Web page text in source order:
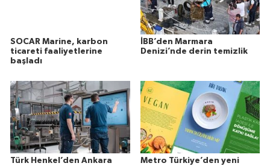
SOCAR Marine, karbon
ticareti faaliyetlerine
başladı
İBB’den Marmara
Denizi’nde derin temizlik
Türk Henkel’den Ankara
Metro Türkiye’den yeni